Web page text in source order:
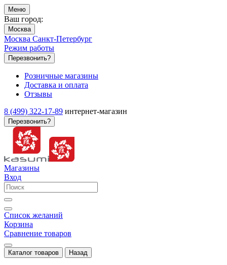
Меню
Ваш город:
Москва
Москва Санкт-Петербург
Режим работы
Перезвонить?
Розничные магазины
Доставка и оплата
Отзывы
8 (499) 322-17-89 интернет-магазин
Перезвонить?
Магазины
Вход
Список желаний
Корзина
Сравнение товаров
Каталог товаров Назад